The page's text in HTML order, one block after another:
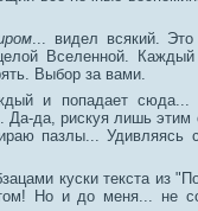
... видел всякий. Это
Вселенной.
Выбор за вами.
и попадает сюда...
Да-да, рискуя лишь
пазлы... Удивляясь
куски текста из
Но и до меня... не